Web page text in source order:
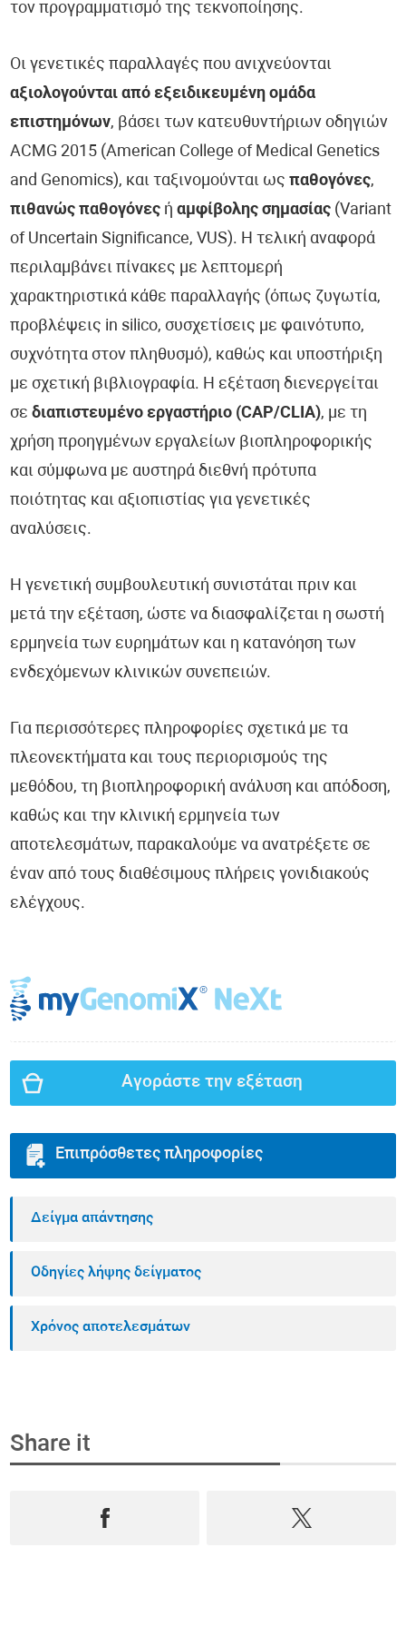
τον προγραμματισμό της τεκνοποίησης.
Οι γενετικές παραλλαγές που ανιχνεύονται
αξιολογούνται από εξειδικευμένη ομάδα
επιστημόνων, βάσει των κατευθυντήριων οδηγιών
ACMG 2015 (American College of Medical Genetics
and Genomics), και ταξινομούνται ωςπαθογόνες,
πιθανώς παθογόνες ήαμφίβολης σημασίας (Variant
of Uncertain Significance, VUS). Η τελική αναφορά
περιλαμβάνει πίνακες με λεπτομερή
χαρακτηριστικά κάθε παραλλαγής (όπως ζυγωτία,
προβλέψεις in silico, συσχετίσεις με φαινότυπο,
συχνότητα στον πληθυσμό), καθώς και υποστήριξη
με σχετική βιβλιογραφία. Η εξέταση διενεργείται
σεδιαπιστευμένο εργαστήριο (CAP/CLIA), με τη
χρήση προηγμένων εργαλείων βιοπληροφορικής
και σύμφωνα με αυστηρά διεθνή πρότυπα
ποιότητας και αξιοπιστίας για γενετικές
αναλύσεις.
Η γενετική συμβουλευτική συνιστάται πριν και
μετά την εξέταση, ώστε να διασφαλίζεται η σωστή
ερμηνεία των ευρημάτων και η κατανόηση των
ενδεχόμενων κλινικών συνεπειών.
Για περισσότερες πληροφορίες σχετικά με τα
πλεονεκτήματα και τους περιορισμούς της
μεθόδου, τη βιοπληροφορική ανάλυση και απόδοση,
καθώς και την κλινική ερμηνεία των
αποτελεσμάτων, παρακαλούμε να ανατρέξετε σε
έναν από τους διαθέσιμους πλήρεις γονιδιακούς
ελέγχους.
Αγοράστε την εξέταση
Επιπρόσθετες πληροφορίες
Δείγμα απάντησης
Οδηγίες λήψης δείγματος
Χρόνος αποτελεσμάτων
Share it